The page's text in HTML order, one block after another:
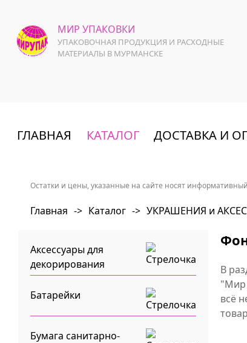
МИР УПАКОВКИ
УПАКОВОЧНАЯ ПРОДУКЦИЯ И РАСХОДНЫЕ
МАТЕРИАЛЫ В МУРМАНСКЕ
ГЛАВНАЯ КАТАЛОГ ДОСТАВКА И
Остатки и цены, указанные на сайте носят
Главная -> Каталог -> УКРАШЕНИЯ и
Аксессуары для
декорирования
Батарейки
Бумага санитарно-
В
"Мир
всё